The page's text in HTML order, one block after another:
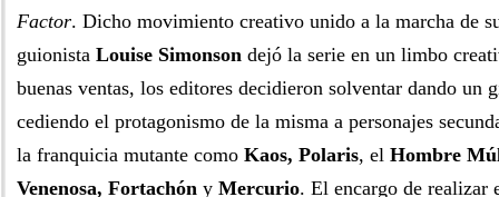
Factor. Dicho movimiento creativo unido a la marcha de
guionista Louise Simonson dejó la serie en un limbo
buenas ventas, los editores decidieron solventar dando un
cediendo el protagonismo de la misma a personajes
la franquicia mutante como Kaos, Polaris, el Hombre
Venenosa, Fortachón y Mercurio. El encargo de realizar